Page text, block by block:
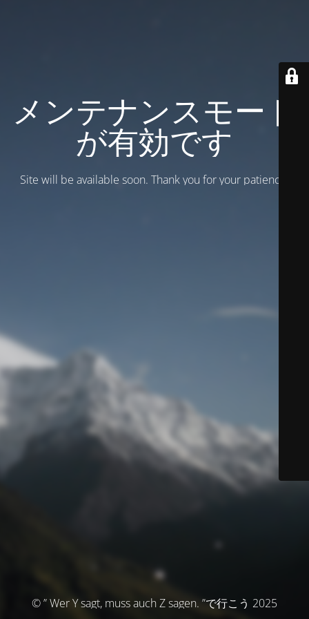
メンテナンスモード
が有効です
Site will be available soon. Thank you for your patience!
© ” Wer Y sagt, muss auch Z sagen. ”で行こう 2025